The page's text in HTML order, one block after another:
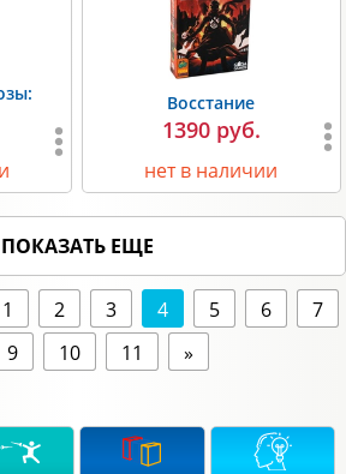
Восстание
1390 руб.
нет в наличии
ПОКАЗАТЬ ЕЩЕ
1 2 3 4 5 6
7
9 10 11 »